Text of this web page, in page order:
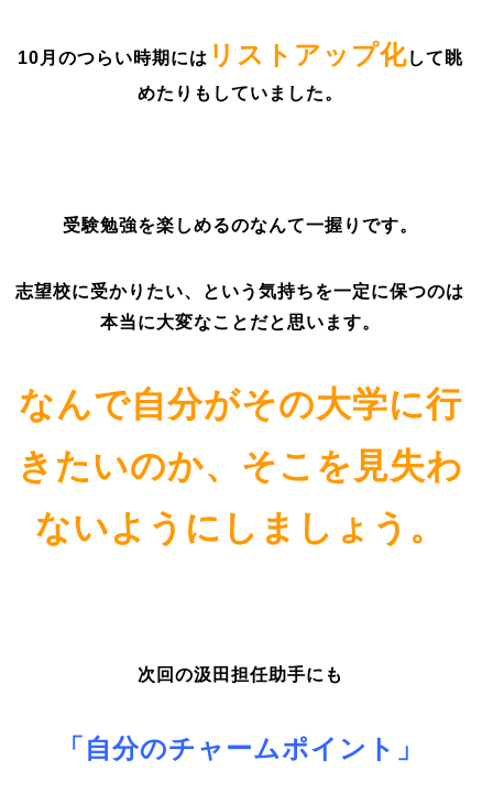
10月のつらい時期には リストアップ化して眺
めたりもしていました。
受験勉強を楽しめるのなんて一握りです。
志望校に受かりたい、という気持ちを一定に保つのは
本当に大変なことだと思います。
なんで自分がその大学に行
きたいのか、そこを見失わ
ないようにしましょう。
次回の汲田担任助手にも
「自分のチャームポイント」